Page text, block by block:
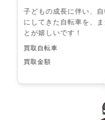
子どもの成長に伴い、
にしてきた自転車を、
とが嬉しいです！
買取自転車
買取金額